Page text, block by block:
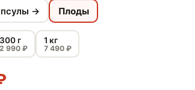
→ Плоды
300 г
2 990 ₽
1 кг
7 490 ₽